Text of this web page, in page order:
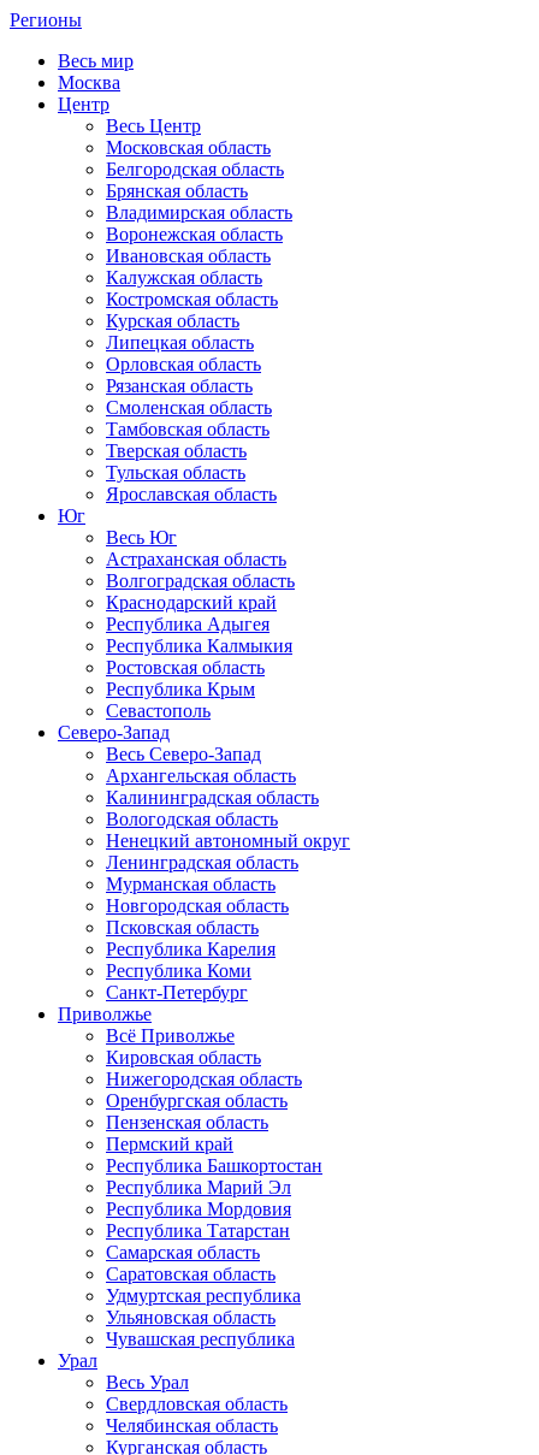
Регионы
Весь мир
Москва
Центр
Весь Центр
Московская область
Белгородская область
Брянская область
Владимирская область
Воронежская область
Ивановская область
Калужская область
Костромская область
Курская область
Липецкая область
Орловская область
Рязанская область
Смоленская область
Тамбовская область
Тверская область
Тульская область
Ярославская область
Юг
Весь Юг
Астраханская область
Волгоградская область
Краснодарский край
Республика Адыгея
Республика Калмыкия
Ростовская область
Республика Крым
Севастополь
Северо-Запад
Весь Северо-Запад
Архангельская область
Калининградская область
Вологодская область
Ненецкий автономный округ
Ленинградская область
Мурманская область
Новгородская область
Псковская область
Республика Карелия
Республика Коми
Санкт-Петербург
Приволжье
Всё Приволжье
Кировская область
Нижегородская область
Оренбургская область
Пензенская область
Пермский край
Республика Башкортостан
Республика Марий Эл
Республика Мордовия
Республика Татарстан
Самарская область
Саратовская область
Удмуртская республика
Ульяновская область
Чувашская республика
Урал
Весь Урал
Свердловская область
Челябинская область
Курганская область